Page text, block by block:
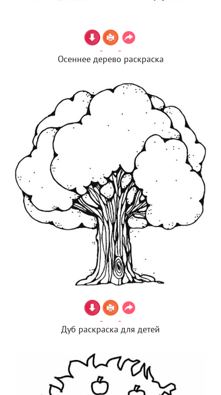
Осеннее дерево раскраска
Дуб раскраска для детей